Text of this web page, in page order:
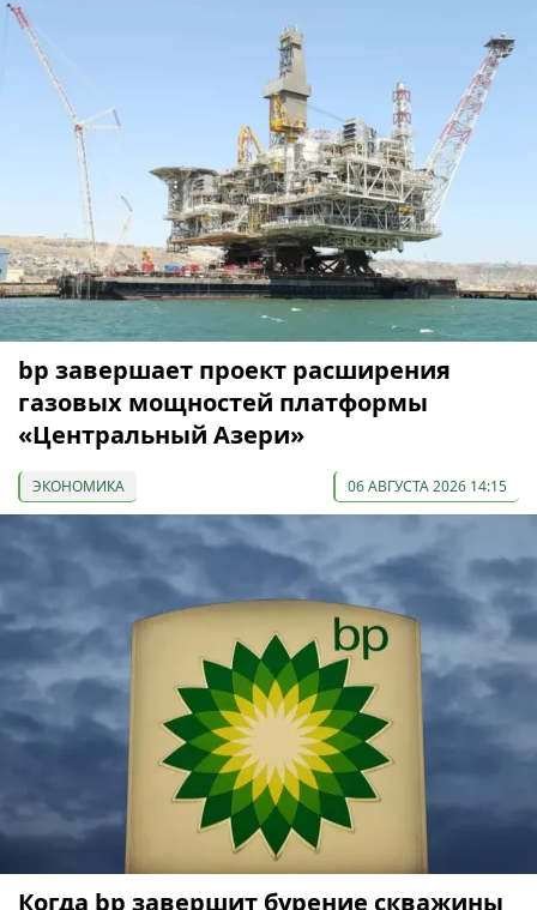
bp завершает проект расширения
газовых мощностей платформы
«Центральный Азери»
ЭКОНОМИКА 06 АВГУСТА 2026 14:15
Когда bp завершит бурение скважины